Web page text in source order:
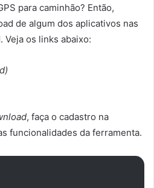
para caminhão? Então,
de algum dos aplicativos nas
Veja os links abaixo:
, faça o cadastro na
funcionalidades da ferramenta.